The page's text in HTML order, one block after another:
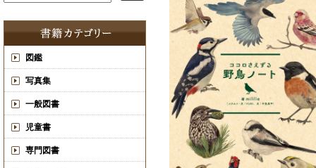
図鑑
写真集
一般図書
児童書
専門図書